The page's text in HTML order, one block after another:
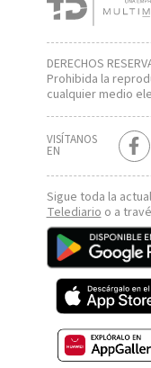
DERECHOS
Prohibida la
cualquier medio
VISÍTANOS
EN
Sigue toda la
Telediario o a